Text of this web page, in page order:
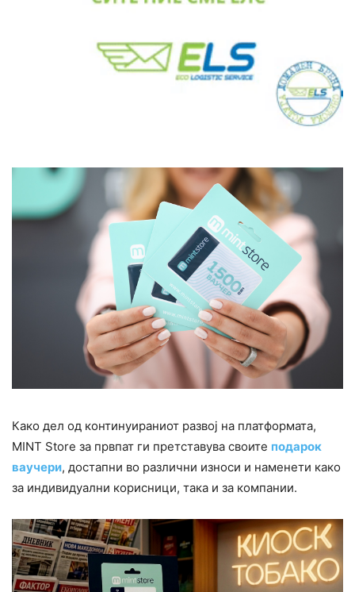
Како дел од континуираниот развој на платформата,
MINT Store за првпат ги претставува своите подарок
ваучери, достапни во различни износи и наменети како
за индивидуални корисници, така и за компании.